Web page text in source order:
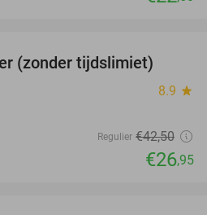
(zonder tijdslimiet)
8.9 star
Regulier €42,50
€26,95